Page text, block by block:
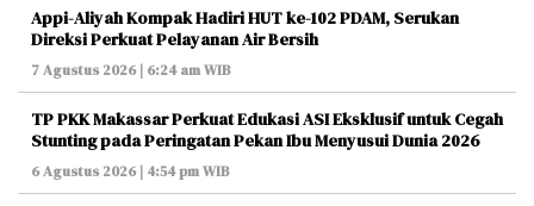
Appi-Aliyah Kompak Hadiri HUT ke-102 PDAM, Serukan
Direksi Perkuat Pelayanan Air Bersih
7 Agustus 2026 | 6:24 am WIB
TP PKK Makassar Perkuat Edukasi ASI Eksklusif untuk Cegah
Stunting pada Peringatan Pekan Ibu Menyusui Dunia 2026
6 Agustus 2026 | 4:54 pm WIB